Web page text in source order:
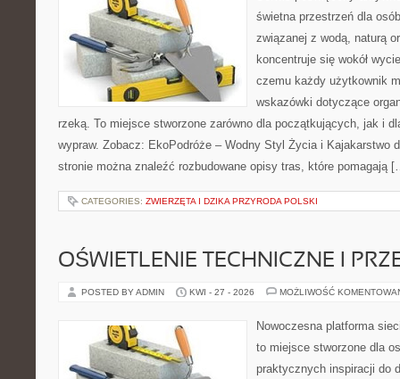
świetna przestrzeń dla
związanej z wodą, naturą
koncentruje się wokół
czemu każdy użytkownik
wskazówki dotyczące
rzeką. To miejsce stworzone zarówno dla początkujących, jak i
wypraw. Zobacz: EkoPodróże – Wodny Styl Życia i Kajakarstwo
stronie można znaleźć rozbudowane opisy tras, które pomagają
CATEGORIES: ZWIERZĘTA I DZIKA PRZYRODA POLSKI
OŚWIETLENIE TECHNICZNE I
POSTED BY ADMIN KWI - 27 - 2026 MOŻLIWOŚĆ
Nowoczesna platforma
to miejsce stworzone dla
praktycznych inspiracji do